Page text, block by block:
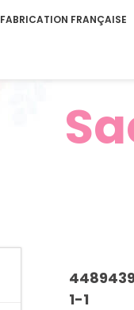
FABRICATION FRANÇAISE
1-1